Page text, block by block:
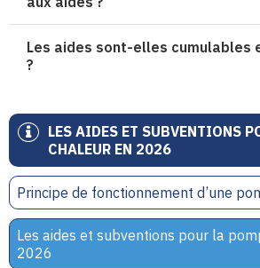
LES AIDES ET SUBVENTIONS
CHALEUR EN 2026
Principe de fonctionnement d’une
Les aides et subventions pour la
2026
Les aides sont-elles cumulables
?